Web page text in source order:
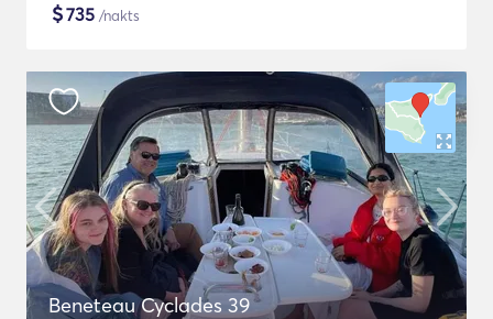
$735 /nakts
Beneteau Cyclades 39